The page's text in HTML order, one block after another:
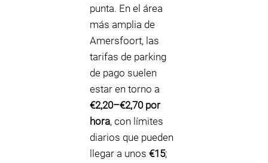
punta. En el área
más amplia de
Amersfoort, las
tarifas de parking
de pago suelen
estar en torno a
€2,20–€2,70 por
hora, con límites
diarios que pueden
llegar a unos €15;